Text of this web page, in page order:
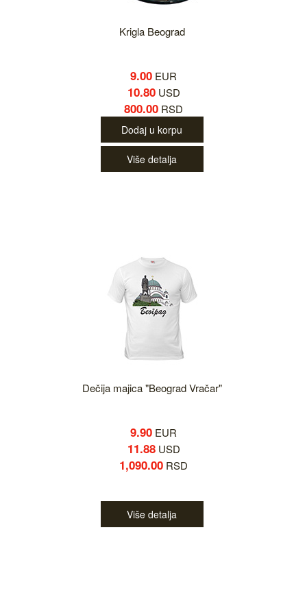
Krigla Beograd
9.00 EUR
10.80USD
800.00 RSD
Dodaj u korpu
Više detalja
Dečija majica "Beograd Vračar"
9.90 EUR
11.88USD
1,090.00 RSD
Više detalja